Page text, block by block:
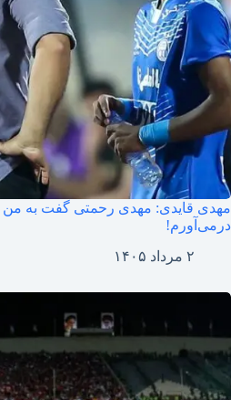
مهدی قایدی: مهدی رحمتی گفت به من
درمی‌آورم!
۲ مرداد ۱۴۰۵